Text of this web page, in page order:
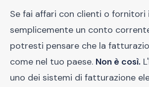
Se fai affari con clienti o fornitori
semplicemente un conto
potresti pensare che la
come nel tuo paese. Non è così.
uno dei sistemi di fatturazione